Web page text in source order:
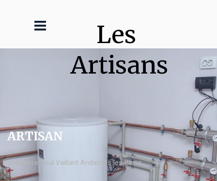
Les
Artisans
ARTISAN
chaudière fioul Vaillant Andernos les Bains